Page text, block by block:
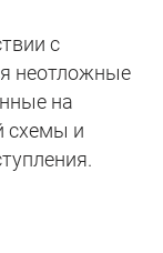
с
неотложные
на
схемы и